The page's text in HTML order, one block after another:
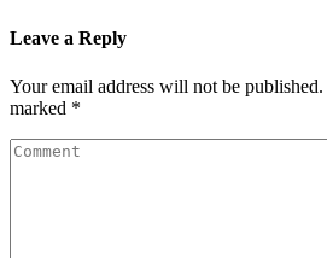
Leave a Reply
Your email address will not be published.
marked *